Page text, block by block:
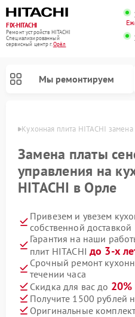
FIX-HITACHI
Ремонт устройств HITACHI
Специализированный
cервисный центр г.Орёл
Мы ремонтируем
Кухонная плита HITACHI
Замена платы
управления на
HITACHI в Орле
Привезем и увезем
собственной доставкой
Гарантия на наши
плит HITACHI до 3-х
Срочный ремонт
течении часа
Скидка для вас до 20%
Получите 1500 рублей
Оригинальные